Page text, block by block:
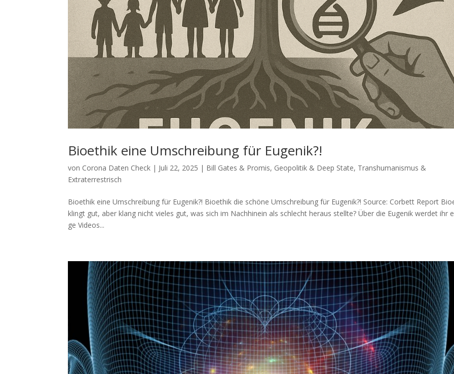
Bioethik eine Umschreibung für Eugenik?!
von Corona Daten Check | Juli 22, 2025 | Bill Gates & Promis, Geopolitik & Deep State, Transhumanismus &
Extraterrestrisch
Bioethik eine Umschreibung für Eugenik?! Bio­ethik die schö­ne Umschrei­bung für Eugenik?! Source: Cor­bett Report
klingt gut, aber klang nicht vie­les gut, was sich im Nach­hin­ein als schlecht her­aus stellte? Über die Euge­nik wer­det ihr
ge Vide­os...